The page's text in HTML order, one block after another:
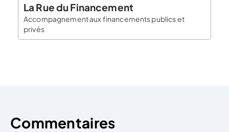
La Rue du Financement
Accompagnement aux financements publics et
privés
Commentaires